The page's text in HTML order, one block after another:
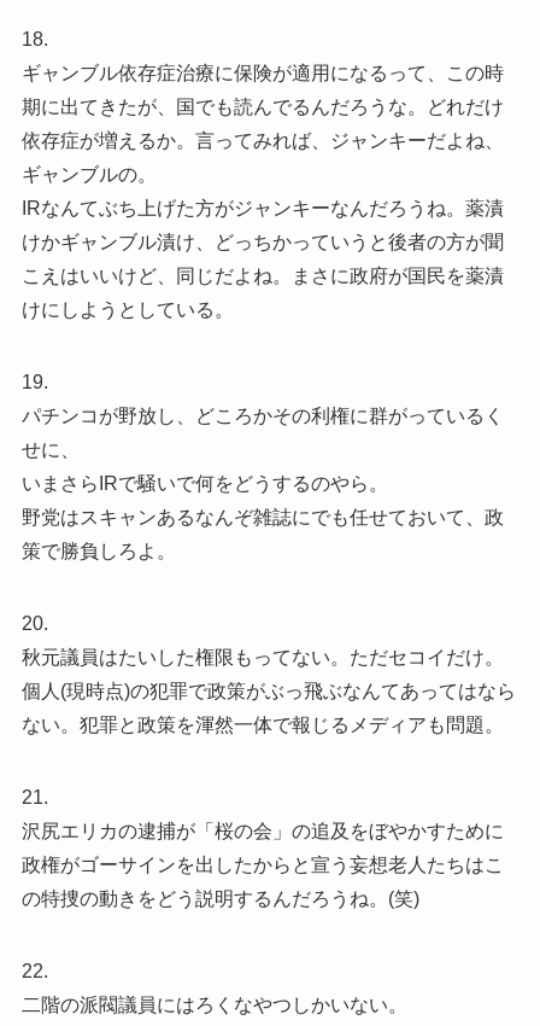
18.
ギャンブル依存症治療に保険が適用になるって、この時
期に出てきたが、国でも読んでるんだろうな。どれだけ
依存症が増えるか。言ってみれば、ジャンキーだよね、
ギャンブルの。
IRなんてぶち上げた方がジャンキーなんだろうね。薬漬
けかギャンブル漬け、どっちかっていうと後者の方が聞
こえはいいけど、同じだよね。まさに政府が国民を薬漬
けにしようとしている。
19.
パチンコが野放し、どころかその利権に群がっているく
せに、
いまさらIRで騒いで何をどうするのやら。
野党はスキャンあるなんぞ雑誌にでも任せておいて、政
策で勝負しろよ。
20.
秋元議員はたいした権限もってない。ただセコイだけ。
個人(現時点)の犯罪で政策がぶっ飛ぶなんてあってはなら
ない。犯罪と政策を渾然一体で報じるメディアも問題。
21.
沢尻エリカの逮捕が「桜の会」の追及をぼやかすために
政権がゴーサインを出したからと宣う妄想老人たちはこ
の特捜の動きをどう説明するんだろうね。(笑)
22.
二階の派閥議員にはろくなやつしかいない。